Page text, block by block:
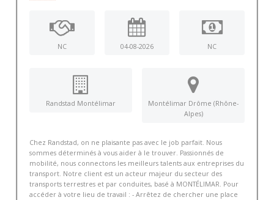
NC 04-08-2026 NC
Randstad Montélimar
Montélimar Drôme (Rhône-
Alpes)
Chez Randstad, on ne plaisante pas avec le job parfait. Nous
sommes déterminés à vous aider à le trouver. Passionnés de
mobilité, nous connectons les meilleurs talents aux entreprises du
transport. Notre client est un acteur majeur du secteur des
transports terrestres et par conduites, basé à MONTÉLIMAR. Pour
accéder à votre lieu de travail : - Arrêtez de chercher une place